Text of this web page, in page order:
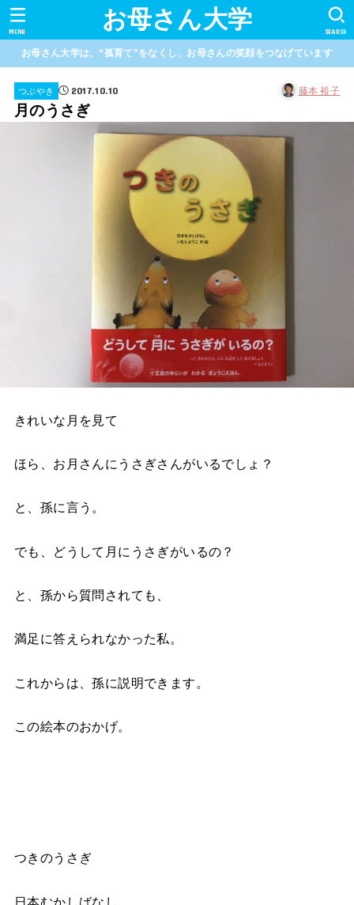
お母さん大学 SEARCH
MENU
お母さん大学は、“孤育て”をなくし、お母さんの笑顔をつなげています
つぶやき 2017.10.10 藤本 裕子
月のうさぎ
きれいな月を見て
ほら、お月さんにうさぎさんがいるでしょ？
と、孫に言う。
でも、どうして月にうさぎがいるの？
と、孫から質問されても、
満足に答えられなかった私。
これからは、孫に説明できます。
この絵本のおかげ。
つきのうさぎ
日本むかしばなし